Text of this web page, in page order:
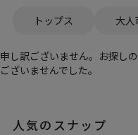
トップス 大人
申し訳ございません。お探し
ございませんでした。
人気のスナップ